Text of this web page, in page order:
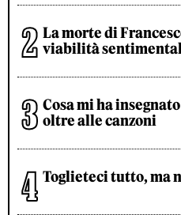
La morte di
viabilità
Cosa mi ha
oltre alle canzoni
Toglieteci tutto, ma